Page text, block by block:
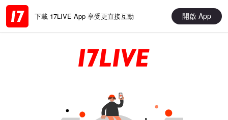
下載 17LIVE App 享受更直接互動 開啟 App